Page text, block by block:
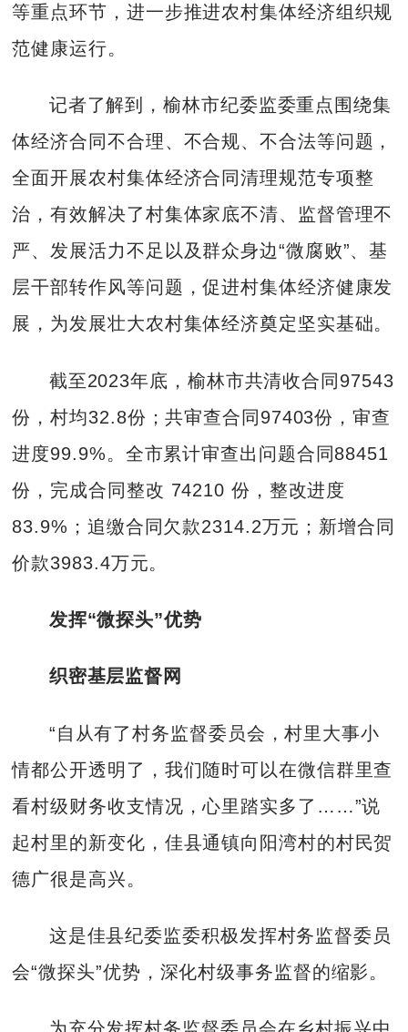
等重点环节，进一步推进农村集体经济组织规
范健康运行。
记者了解到，榆林市纪委监委重点围绕集
体经济合同不合理、不合规、不合法等问题，
全面开展农村集体经济合同清理规范专项整
治，有效解决了村集体家底不清、监督管理不
严、发展活力不足以及群众身边“微腐败”、基
层干部转作风等问题，促进村集体经济健康发
展，为发展壮大农村集体经济奠定坚实基础。
截至2023年底，榆林市共清收合同97543
份，村均32.8份；共审查合同97403份，审查
进度99.9%。全市累计审查出问题合同88451
份，完成合同整改 74210 份，整改进度
83.9%；追缴合同欠款2314.2万元；新增合同
价款3983.4万元。
发挥“微探头”优势
织密基层监督网
“自从有了村务监督委员会，村里大事小
情都公开透明了，我们随时可以在微信群里查
看村级财务收支情况，心里踏实多了……”说
起村里的新变化，佳县通镇向阳湾村的村民贺
德广很是高兴。
这是佳县纪委监委积极发挥村务监督委员
会“微探头”优势，深化村级事务监督的缩影。